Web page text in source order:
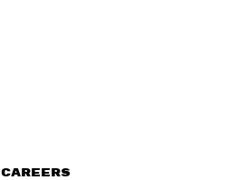
CAREERS